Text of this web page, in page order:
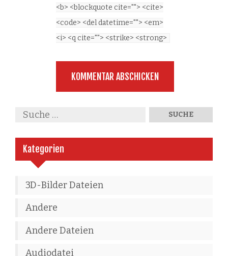
<b> <blockquote cite=""> <cite>
<code> <del datetime=""> <em>
<i> <q cite=""> <strike> <strong>
Kategorien
3D-Bilder Dateien
Andere
Andere Dateien
Audiodatei